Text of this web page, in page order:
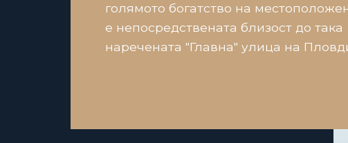
голямото богатство на
е непосредствената близост до така
наречената "Главна" улица на